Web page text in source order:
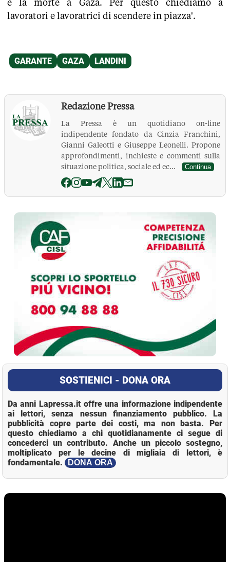
e la morte a Gaza. Per questo chiediamo a
lavoratori e lavoratrici di scendere in piazza'.
Redazione Pressa
La Pressa è un quotidiano on-line
indipendente fondato da Cinzia Franchini,
Gianni Galeotti e Giuseppe Leonelli. Propone
approfondimenti, inchieste e commenti sulla
situazione politica, sociale ed ec...
Continua
La Pressa
SOSTIENICI - DONA ORA
Da anni Lapressa.it offre una informazione indipendente
ai lettori, senza nessun finanziamento pubblico. La
pubblicità copre parte dei costi, ma non basta. Per
questo chiediamo a chi quotidianamente ci segue di
concederci un contributo. Anche un piccolo sostegno,
moltiplicato per le decine di migliaia di lettori, è
fondamentale.
DONA ORA